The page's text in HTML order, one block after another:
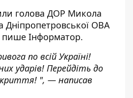
голова ДОР Микола
Дніпропетровської ОВА
Інформатор.
по всій Україні!
ударів! Перейдіть до
", — написав